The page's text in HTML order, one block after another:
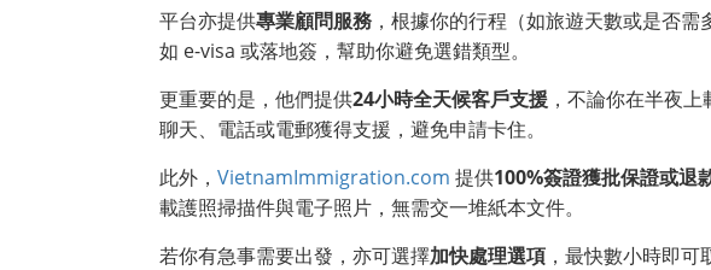
平台亦提供專業顧問服務 ，根據你的行程（如旅遊天數或是否
如 e-visa 或落地簽，幫助你避免選錯類型。
更重要的是，他們提供24小時全天候客戶支援 ，不論你在半夜
聊天、電話或電郵獲得支援，避免申請卡住。
此外， VietnamImmigration.com 提供100%簽證獲批保證或退
載護照掃描件與電子照片，無需交一堆紙本文件。
若你有急事需要出發，亦可選擇加快處理選項 ，最快數小時即可